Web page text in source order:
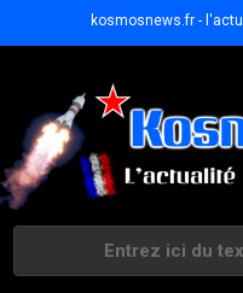
kosmosnews.fr -